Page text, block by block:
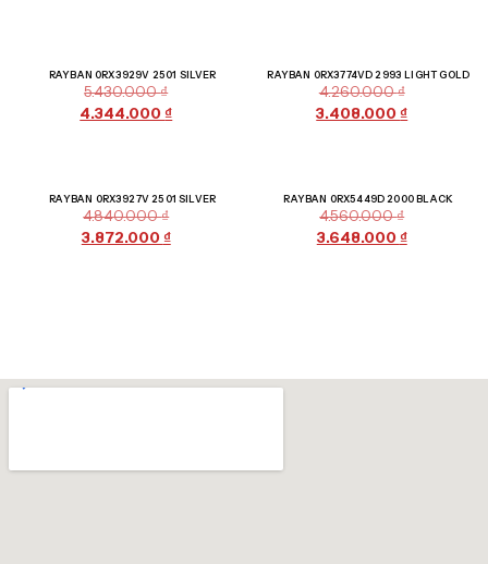
RAYBAN 0RX3929V 2501 SILVER
5.430.000₫
4.344.000₫
RAYBAN 0RX3774VD 2993 LIGHT GOLD
4.260.000₫
3.408.000₫
RAYBAN 0RX3927V 2501 SILVER
4.840.000₫
3.872.000 ₫
RAYBAN 0RX5449D 2000 BLACK
4.560.000₫
3.648.000 ₫